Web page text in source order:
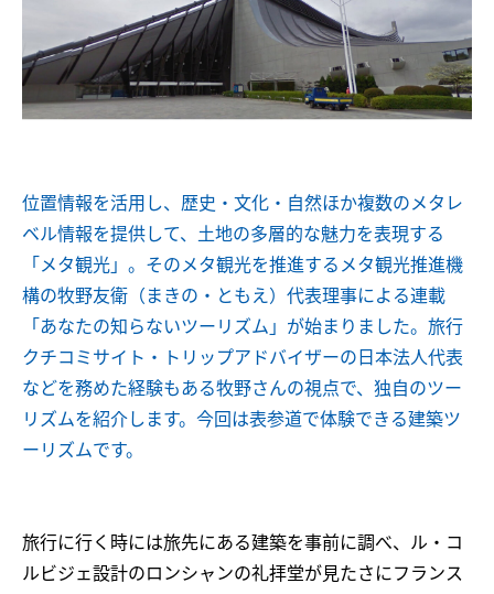
位置情報を活用し、歴史・文化・自然ほか複数のメタレ
ベル情報を提供して、土地の多層的な魅力を表現する
「メタ観光」。そのメタ観光を推進するメタ観光推進機
構の牧野友衛（まきの・ともえ）代表理事による連載
「あなたの知らないツーリズム」が始まりました。旅行
クチコミサイト・トリップアドバイザーの日本法人代表
などを務めた経験もある牧野さんの視点で、独自のツー
リズムを紹介します。今回は表参道で体験できる建築ツ
ーリズムです。
旅行に行く時には旅先にある建築を事前に調べ、ル・コ
ルビジェ設計のロンシャンの礼拝堂が見たさにフランス